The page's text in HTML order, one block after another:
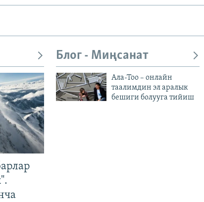
Блог - Миңсанат
Ала-Тоо – онлайн
таалимдин эл аралык
бешиги болууга тийиш